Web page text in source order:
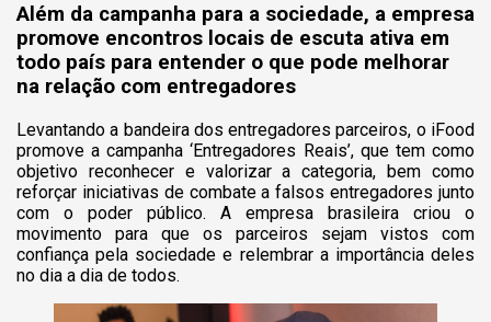
Além da campanha para a sociedade, a empresa
promove encontros locais de escuta ativa em
todo país para entender o que pode melhorar
na relação com entregadores
Levantando a bandeira dos entregadores parceiros, o iFood
promove a campanha ‘Entregadores Reais’, que tem como
objetivo reconhecer e valorizar a categoria, bem como
reforçar iniciativas de combate a falsos entregadores junto
com o poder público. A empresa brasileira criou o
movimento para que os parceiros sejam vistos com
confiança pela sociedade e relembrar a importância deles
no dia a dia de todos.